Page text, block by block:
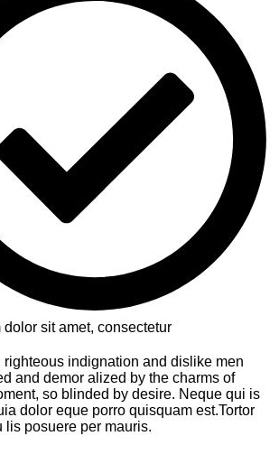
dolor sit amet, consectetur
indignation and dislike men
and demor alized by the charms of
so blinded by desire. Neque qui is
dolor eque porro quisquam est.Tortor
lis posuere per mauris.